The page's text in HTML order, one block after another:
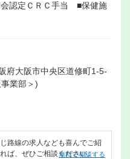
認定ＣＲＣ手当 ■保健施
府大阪市中央区道修町1-5-
業部＞)
路線の求人なども喜んでご紹
ば、ぜひご相談ください。
無料で相談する